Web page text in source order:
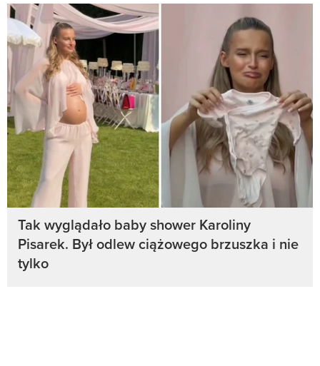
Tak wyglądało baby shower Karoliny
Pisarek. Był odlew ciążowego brzuszka i nie
tylko